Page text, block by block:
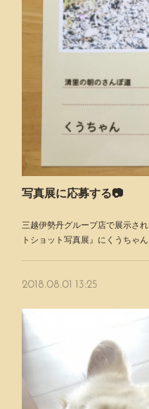
写真展に応募する📷
三越伊勢丹グループ店で展示さ
トショット写真展』にくうちゃ
2018.08.01 13:25